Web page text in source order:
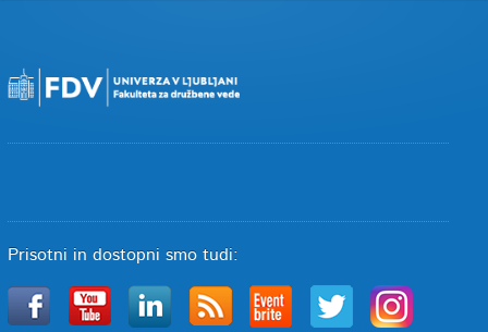
Prisotni in dostopni smo tudi: